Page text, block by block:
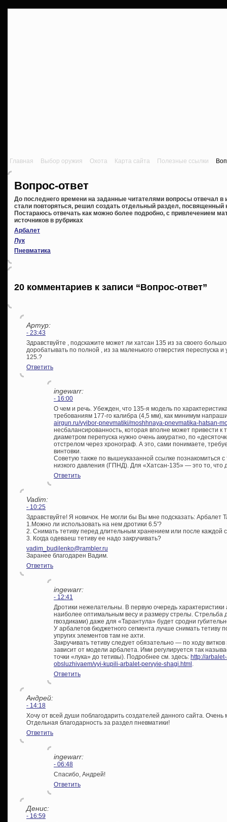
Главная Выбор оружия Охота Карта сайта Полезные ссылки
Вопрос-ответ
До последнего времени на заданные читателями вопросы отвечал
стали повторяться, решил создать отдельный раздел,
Постараюсь отвечать как можно более подробно, с привлечением
источников в рубриках
Арбалет
Лук
Пневматика
20 комментариев к записи “Вопрос-ответ”
Артур:
- 23:43
Здравствуйте , подскажите может ли хатсан 135 из за своего
доробатывать по полной , из за маленького отверстия переспуска
125.?
Ответить
ingewarr:
- 16:00
О чем и речь. Убежден, что 135-я модель по
требованиям 177-го калибра (4,5 мм), как минимум
airgun.ru/vyibor-pnevmatiki/moshhnaya-pnevmatika-hatsan-
несбалансированность, которая вполне может привести к
диаметром перепуска нужно очень аккуратно, по
отстрелом через хронограф. А это, сами понимаете,
винтовки.
Советую также по вышеуказанной ссылке познакомиться
низкого давления (ГПНД). Для «Хатсан-135» — это то, что
Ответить
Vadim:
- 10:25
Здравствуйте! Я новичок. Не могли бы Вы мне подсказать: Арбалет
1.Можно ли использовать на нем дротики 6.5′?
2. Снимать тетиву перед длительным хранением или после каждой
3. Когда одеваеш тетиву ее надо закручивать?
vadim_budilenko@rambler.ru
Заранее благодарен Вадим.
Ответить
ingewarr:
- 12:41
Дротики нежелательны. В первую очередь характеристики
наиболее оптимальным весу и размеру стрелы. Стрельба
гвоздиками) даже для «Тарантула» будет сродни
У арбалетов бюджетного сегмента лучше снимать тетиву
упругих элементов там не ахти.
Закручивать тетиву следует обязательно — по ходу
зависит от модели арбалета. Ими регулируется так
точки «лука» до тетивы). Подробнее см. здесь: http://
obsluzhivaem/vyi-kupili-arbalet-pervyie-shagi.html .
Ответить
Андрей:
- 14:18
Хочу от всей души поблагодарить создателей данного сайта.
Отдельная благодарность за раздел пневматики!
Ответить
ingewarr:
- 06:48
Спасибо, Андрей!
Ответить
Денис:
- 16:59